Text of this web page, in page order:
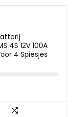
4S 12V 100A
4 Spiesjes